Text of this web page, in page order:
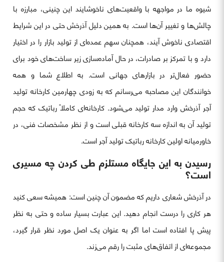
شیوه ما در مواجهه با واقعیت‌های ناخوشایند این چنینی، مبارزه با
چالش‌ها و تغییر آن‌ها است. به همین دلیل آذرخش حتی در این شرایط
اقتصادی ناخوش آیند، همچنان سهم عمده‌ای از تولید بازار را در اختیار
دارد و با تمرکز بر صادرات، در حال آماده‌سازی زیر ساخت‌های خود برای
حضور فعال‌تر در بازارهای جهانی است. به اطلاع شما و همه
خوانندگان این مصاحبه می‌رسانم که به زودی چهارمین کارخانه تولید
آجر آذرخش وارد مدار تولید می‌شود. کارخانه‌ای کاملاً رباتیک که حجم
تولید آن به اندازه سه کارخانه قبلی است و از نظر مشخصات فنی، در
خاورمیانه اولین کارخانه رباتیک تولید آجر است.
رسیدن به این جایگاه مستلزم طی کردن چه مسیری
است؟
در آذرخش شعاری داریم که مضمون آن چنین است: همیشه سعی کنید
هر کاری را درست انجام دهید. این عبارت بسیار ساده و حتی به نظر
پیش پا افتاده است اما اگر به عنوان یک اصل مورد نظر قرار گیرد،
مجموعه‌ای از اتفاق‌های مثبت را رقم می‌زند.